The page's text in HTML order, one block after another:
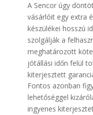
A Sencor úgy
vásárlóit egy extra
készülékei hosszú
szolgálják a
meghatározott
jótállási időn felül
kiterjesztett
Fontos azonban
lehetőséggel
ingyenes